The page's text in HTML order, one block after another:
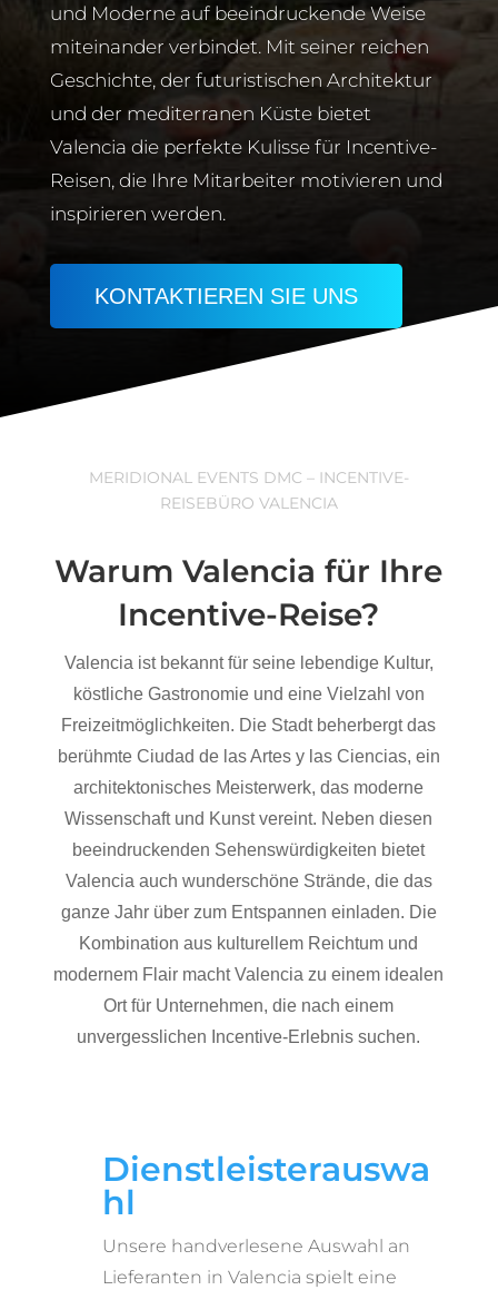
und Moderne auf beeindruckende Weise
miteinander verbindet. Mit seiner reichen
Geschichte, der futuristischen Architektur
und der mediterranen Küste bietet
Valencia die perfekte Kulisse für Incentive-
Reisen, die Ihre Mitarbeiter motivieren und
inspirieren werden.
KONTAKTIEREN SIE UNS
MERIDIONAL EVENTS DMC – INCENTIVE-
REISEBÜRO VALENCIA
Warum Valencia für Ihre
Incentive-Reise?
Valencia ist bekannt für seine lebendige Kultur,
köstliche Gastronomie und eine Vielzahl von
Freizeitmöglichkeiten. Die Stadt beherbergt das
berühmte Ciudad de las Artes y las Ciencias, ein
architektonisches Meisterwerk, das moderne
Wissenschaft und Kunst vereint. Neben diesen
beeindruckenden Sehenswürdigkeiten bietet
Valencia auch wunderschöne Strände, die das
ganze Jahr über zum Entspannen einladen. Die
Kombination aus kulturellem Reichtum und
modernem Flair macht Valencia zu einem idealen
Ort für Unternehmen, die nach einem
unvergesslichen Incentive-Erlebnis suchen.
Dienstleisterauswa
hl
Unsere handverlesene Auswahl an
Lieferanten in Valencia spielt eine